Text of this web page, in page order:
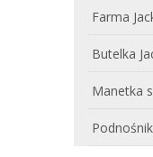
Farma
Butelka
Manetka